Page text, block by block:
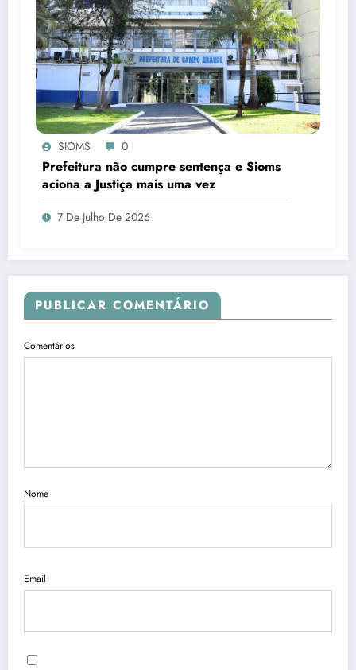
SIOMS 0
Prefeitura não cumpre sentença e Sioms
aciona a Justiça mais uma vez
7 De Julho De 2026
PUBLICAR COMENTÁRIO
Comentários
Nome
Email